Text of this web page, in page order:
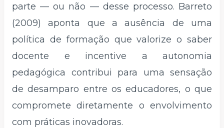
parte — ou não — desse processo. Barreto
(2009) aponta que a ausência de uma
política de formação que valorize o saber
docente e incentive a autonomia
pedagógica contribui para uma sensação
de desamparo entre os educadores, o que
compromete diretamente o envolvimento
com práticas inovadoras.